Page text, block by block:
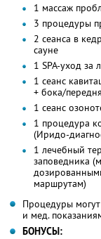
1 массаж
3 процедуры
2 сеанса в
сауне
1 SPA-уход
1 сеанс
+ бока/
1 сеанс
1 процедура
(Иридо-
1 лечебный
заповедника
маршрутам)
Процедуры
и мед.
БОНУСЫ: